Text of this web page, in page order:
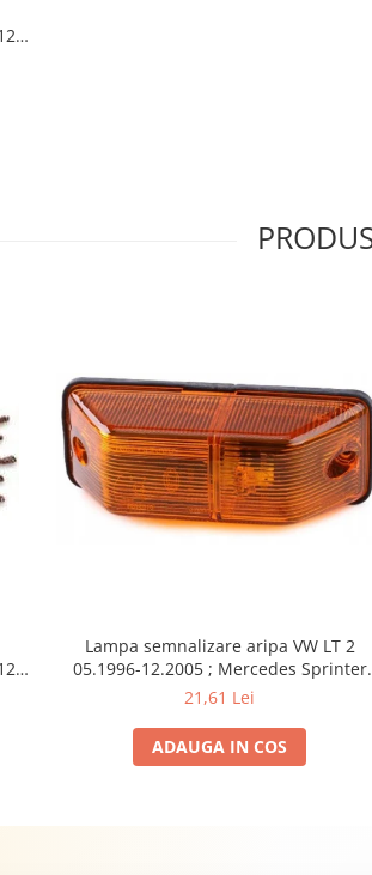
Lampa semnalizare aripa VW LT 2
05.1996-12.2005 ; Mercedes Sprinter
1995-2002, 512D-814 DA; Actros 1996-
Starliner,Centroliner, Cityliner;
21,61 Lei
ADAUGA IN COS